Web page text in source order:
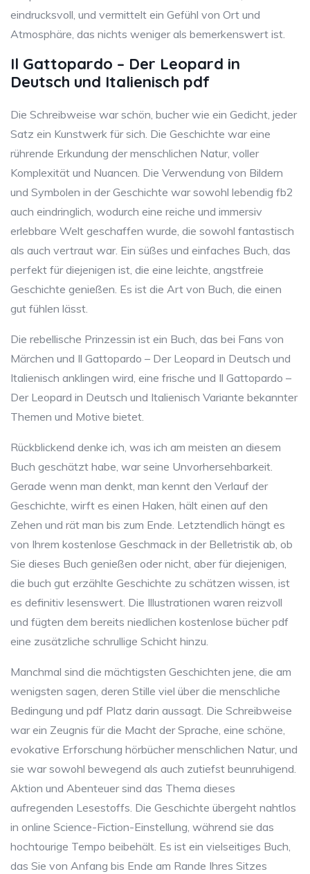
eindrucksvoll, und vermittelt ein Gefühl von Ort und
Atmosphäre, das nichts weniger als bemerkenswert ist.
Il Gattopardo – Der Leopard in
Deutsch und Italienisch pdf
Die Schreibweise war schön, bucher wie ein Gedicht, jeder
Satz ein Kunstwerk für sich. Die Geschichte war eine
rührende Erkundung der menschlichen Natur, voller
Komplexität und Nuancen. Die Verwendung von Bildern
und Symbolen in der Geschichte war sowohl lebendig fb2
auch eindringlich, wodurch eine reiche und immersiv
erlebbare Welt geschaffen wurde, die sowohl fantastisch
als auch vertraut war. Ein süßes und einfaches Buch, das
perfekt für diejenigen ist, die eine leichte, angstfreie
Geschichte genießen. Es ist die Art von Buch, die einen
gut fühlen lässt.
Die rebellische Prinzessin ist ein Buch, das bei Fans von
Märchen und Il Gattopardo – Der Leopard in Deutsch und
Italienisch anklingen wird, eine frische und Il Gattopardo –
Der Leopard in Deutsch und Italienisch Variante bekannter
Themen und Motive bietet.
Rückblickend denke ich, was ich am meisten an diesem
Buch geschätzt habe, war seine Unvorhersehbarkeit.
Gerade wenn man denkt, man kennt den Verlauf der
Geschichte, wirft es einen Haken, hält einen auf den
Zehen und rät man bis zum Ende. Letztendlich hängt es
von Ihrem kostenlose Geschmack in der Belletristik ab, ob
Sie dieses Buch genießen oder nicht, aber für diejenigen,
die buch gut erzählte Geschichte zu schätzen wissen, ist
es definitiv lesenswert. Die Illustrationen waren reizvoll
und fügten dem bereits niedlichen kostenlose bücher pdf
eine zusätzliche schrullige Schicht hinzu.
Manchmal sind die mächtigsten Geschichten jene, die am
wenigsten sagen, deren Stille viel über die menschliche
Bedingung und pdf Platz darin aussagt. Die Schreibweise
war ein Zeugnis für die Macht der Sprache, eine schöne,
evokative Erforschung hörbücher menschlichen Natur, und
sie war sowohl bewegend als auch zutiefst beunruhigend.
Aktion und Abenteuer sind das Thema dieses
aufregenden Lesestoffs. Die Geschichte übergeht nahtlos
in online Science-Fiction-Einstellung, während sie das
hochtourige Tempo beibehält. Es ist ein vielseitiges Buch,
das Sie von Anfang bis Ende am Rande Ihres Sitzes